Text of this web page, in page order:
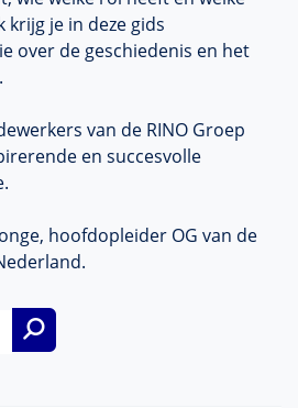
krijg je in deze gids
over de geschiedenis en het
van de RINO Groep
en succesvolle
hoofdopleider OG van de